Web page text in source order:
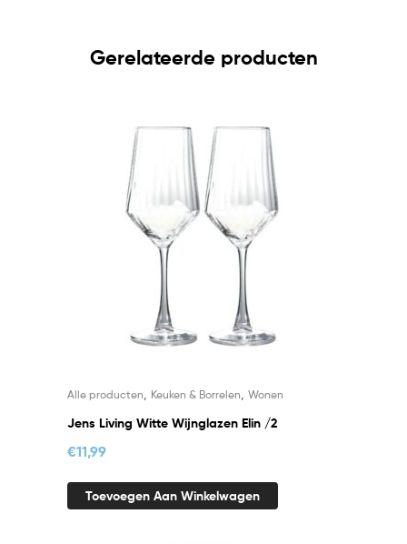
Gerelateerde producten
Alle producten, Keuken & Borrelen, Wonen
Jens Living Witte Wijnglazen Elin /2
€11,99
Toevoegen Aan Winkelwagen